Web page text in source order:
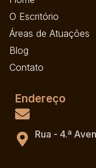
O Escritório
Áreas de Atuações
Blog
Contato
Endereço
Rua - 4.ª